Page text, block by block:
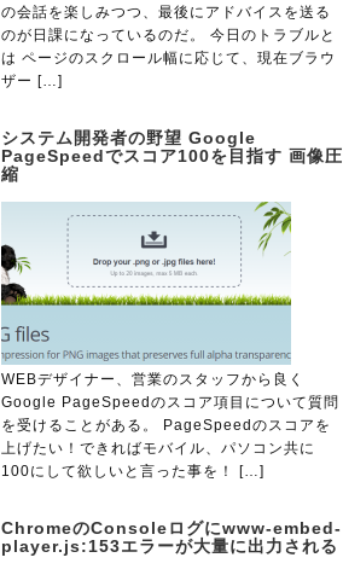
の会話を楽しみつつ、最後にアドバイスを送る
のが日課になっているのだ。 今日のトラブルと
は ページのスクロール幅に応じて、現在ブラウ
ザー […]
システム開発者の野望 Google
PageSpeedでスコア100を目指す 画像圧
縮
WEBデザイナー、営業のスタッフから良く
Google PageSpeedのスコア項目について質問
を受けることがある。 PageSpeedのスコアを
上げたい！できればモバイル、パソコン共に
100にして欲しいと言った事を！ […]
ChromeのConsoleログにwww-embed-
player.js:153エラーが大量に出力される